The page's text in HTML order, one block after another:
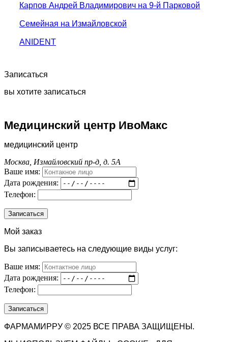
Карпов Андрей Владимирович на 9-й Парковой
Семейная на Измайловской
ANIDENT
Записаться
вы хотите записаться
Медицинский центр ИвоМакс
медицинский центр
Москва, Измайловский пр-д, д. 5А
Ваше имя:
Дата рождения:
Телефон:
Мой заказ
Вы записываетесь на следующие виды услуг:
Ваше имя:
Дата рождения:
Телефон:
ФАРМАМИРРУ © 2025 ВСЕ ПРАВА ЗАЩИЩЕНЫ.